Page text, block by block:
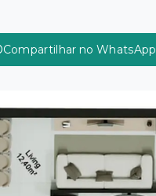
Compartilhar no WhatsApp